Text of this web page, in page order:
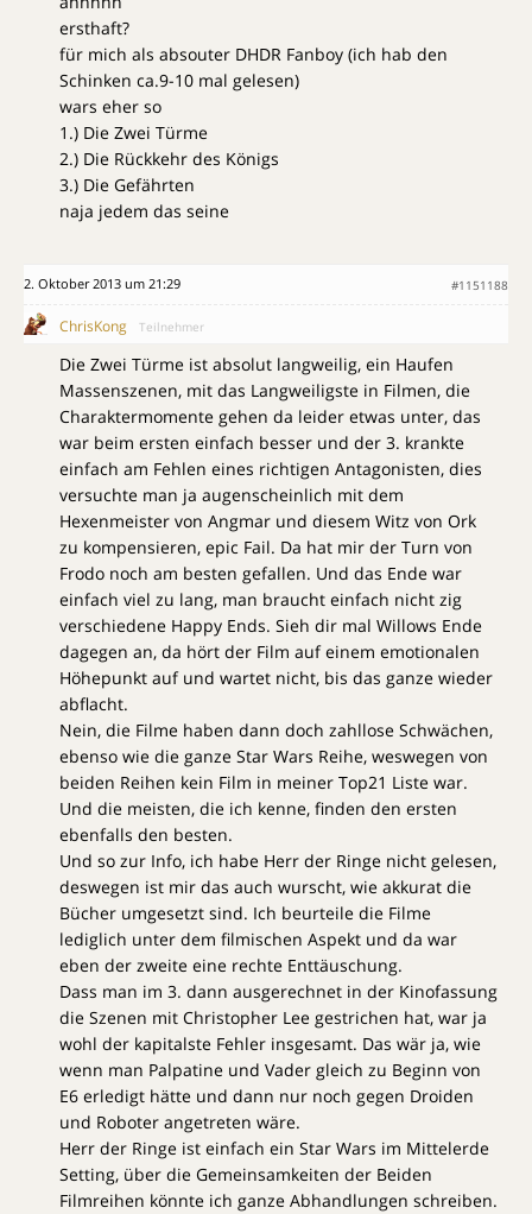
ersthaft?
für mich als absouter DHDR Fanboy (ich hab den
Schinken ca.9-10 mal gelesen)
wars eher so
1.) Die Zwei Türme
2.) Die Rückkehr des Königs
3.) Die Gefährten
naja jedem das seine
2. Oktober 2013 um 21:29 #1151188
ChrisKong Teilnehmer
Die Zwei Türme ist absolut langweilig, ein Haufen
Massenszenen, mit das Langweiligste in Filmen, die
Charaktermomente gehen da leider etwas unter, das
war beim ersten einfach besser und der 3. krankte
einfach am Fehlen eines richtigen Antagonisten, dies
versuchte man ja augenscheinlich mit dem
Hexenmeister von Angmar und diesem Witz von Ork
zu kompensieren, epic Fail. Da hat mir der Turn von
Frodo noch am besten gefallen. Und das Ende war
einfach viel zu lang, man braucht einfach nicht zig
verschiedene Happy Ends. Sieh dir mal Willows Ende
dagegen an, da hört der Film auf einem emotionalen
Höhepunkt auf und wartet nicht, bis das ganze wieder
abflacht.
Nein, die Filme haben dann doch zahllose Schwächen,
ebenso wie die ganze Star Wars Reihe, weswegen von
beiden Reihen kein Film in meiner Top21 Liste war.
Und die meisten, die ich kenne, finden den ersten
ebenfalls den besten.
Und so zur Info, ich habe Herr der Ringe nicht gelesen,
deswegen ist mir das auch wurscht, wie akkurat die
Bücher umgesetzt sind. Ich beurteile die Filme
lediglich unter dem filmischen Aspekt und da war
eben der zweite eine rechte Enttäuschung.
Dass man im 3. dann ausgerechnet in der Kinofassung
die Szenen mit Christopher Lee gestrichen hat, war ja
wohl der kapitalste Fehler insgesamt. Das wär ja, wie
wenn man Palpatine und Vader gleich zu Beginn von
E6 erledigt hätte und dann nur noch gegen Droiden
und Roboter angetreten wäre.
Herr der Ringe ist einfach ein Star Wars im Mittelerde
Setting, über die Gemeinsamkeiten der Beiden
Filmreihen könnte ich ganze Abhandlungen schreiben.